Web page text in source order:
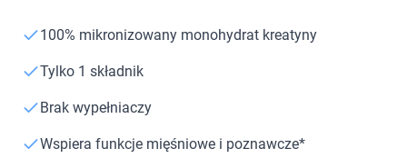
”Collagen“
ODŻYWKI BIAŁKOWE
Odżywka Białkowa z Serwatki z mleka
krów karmionych trawą
100% mikronizowany monohydrat kreatyny
Tylko 1 składnik
Brak wypełniaczy
Wspiera funkcje mięśniowe i poznawcze*